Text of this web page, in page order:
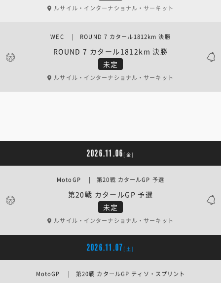
ルサイル・インターナショナル・サーキット
未定
ROUND 7 カタール1812km 決勝
WEC | ROUND 7 カタール1812km 決勝
ルサイル・インターナショナル・サーキット
2026.11.06 [金]
未定
第20戦 カタールGP 予選
MotoGP | 第20戦 カタールGP 予選
ルサイル・インターナショナル・サーキット
2026.11.07 [土]
MotoGP | 第20戦 カタールGP ティソ・スプリント